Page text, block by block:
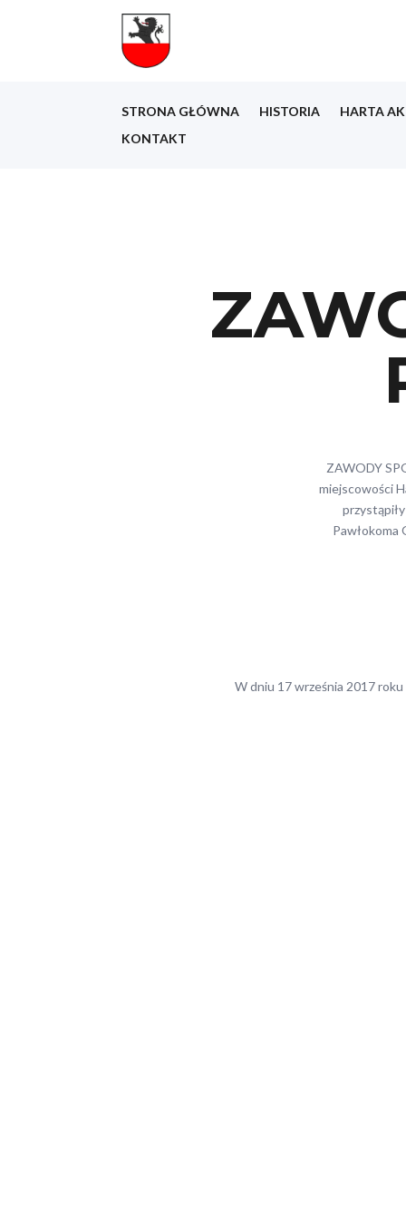
STRONA GŁÓWNA HISTORIA
HARTA
KONTAKT
ZAWODY
miejscowości
Pawłokoma
W dniu 17 września 2017